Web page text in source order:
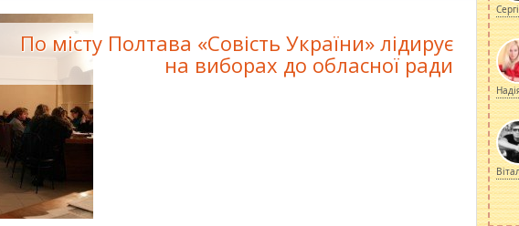
По місту Полтава «Совість України» лідирує
на виборах до обласної ради